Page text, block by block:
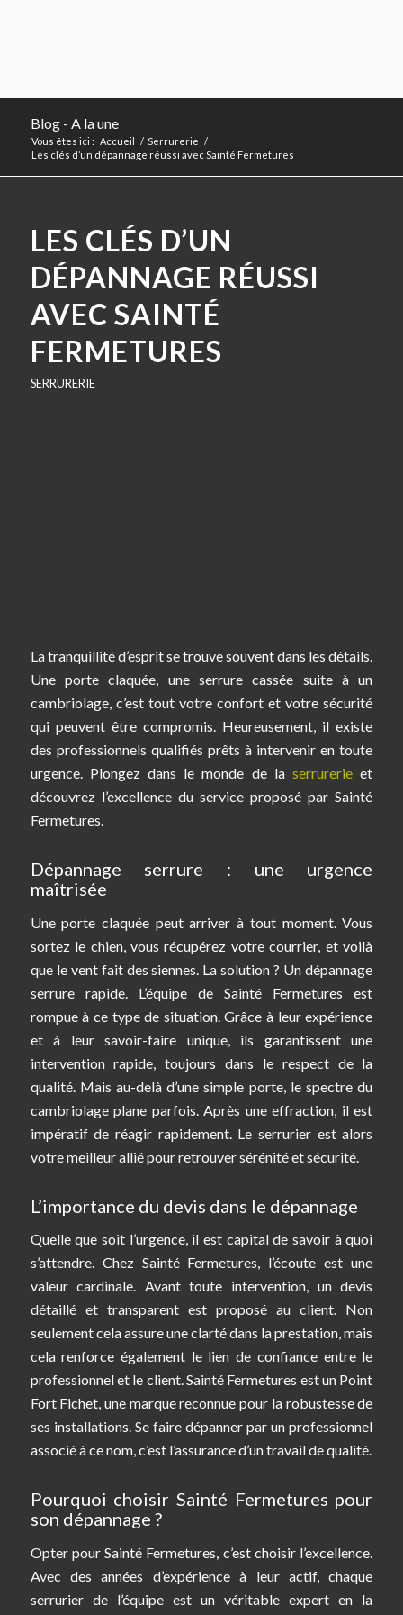
Blog - A la une
Vous êtes ici : Accueil / Serrurerie /
Les clés d’un dépannage réussi avec Sainté Fermetures
LES CLÉS D’UN
DÉPANNAGE RÉUSSI
AVEC SAINTÉ
FERMETURES
SERRURERIE
La tranquillité d’esprit se trouve souvent dans les détails.
Une porte claquée, une serrure cassée suite à un
cambriolage, c’est tout votre confort et votre sécurité
qui peuvent être compromis. Heureusement, il existe
des professionnels qualifiés prêts à intervenir en toute
urgence. Plongez dans le monde de laserrurerie et
découvrez l’excellence du service proposé par Sainté
Fermetures.
Dépannage serrure : une urgence
maîtrisée
Une porte claquée peut arriver à tout moment. Vous
sortez le chien, vous récupérez votre courrier, et voilà
que le vent fait des siennes. La solution ? Un dépannage
serrure rapide. L’équipe de Sainté Fermetures est
rompue à ce type de situation. Grâce à leur expérience
et à leur savoir-faire unique, ils garantissent une
intervention rapide, toujours dans le respect de la
qualité. Mais au-delà d’une simple porte, le spectre du
cambriolage plane parfois. Après une effraction, il est
impératif de réagir rapidement. Le serrurier est alors
votre meilleur allié pour retrouver sérénité et sécurité.
L’importance du devis dans le dépannage
Quelle que soit l’urgence, il est capital de savoir à quoi
s’attendre. Chez Sainté Fermetures, l’écoute est une
valeur cardinale. Avant toute intervention, un devis
détaillé et transparent est proposé au client. Non
seulement cela assure une clarté dans la prestation, mais
cela renforce également le lien de confiance entre le
professionnel et le client. Sainté Fermetures est un Point
Fort Fichet, une marque reconnue pour la robustesse de
ses installations. Se faire dépanner par un professionnel
associé à ce nom, c’est l’assurance d’un travail de qualité.
Pourquoi choisir Sainté Fermetures pour
son dépannage ?
Opter pour Sainté Fermetures, c’est choisir l’excellence.
Avec des années d’expérience à leur actif, chaque
serrurier de l’équipe est un véritable expert en la